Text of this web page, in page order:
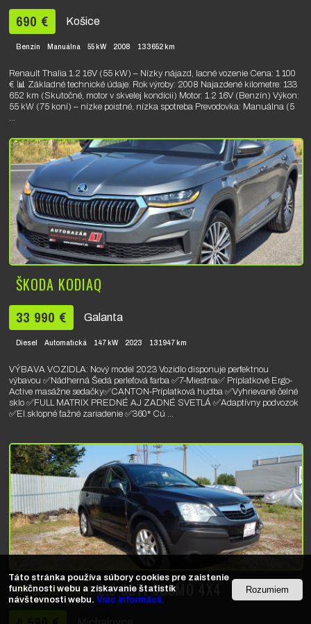
690 € Košice
Benzín Manuálna 55 kW 2008 133652 km
Renault Thalia 1.2 16V (55 kW) – Nízky nájazd, lacné vozenie Cena: 1 100
€ 📊 Základné technické údaje: Rok výroby: 2008 Najazdené kilometre: 133
652 km (Skutočné, motor v skvelej kondícii) Motor: 1.2 16V (Benzín) Výkon:
55 kW (75 koní) – nízke poistné, nízka spotreba Prevodovka: Manuálna (5
...
ŠKODA KODIAQ
33 990 € Galanta
Diesel Automatická 147 kW 2023 131947 km
VÝBAVA VOZIDLA: Nový model 2023 Vozidlo disponuje perfektnou
výbavou ✅️Nádherná Šedá perleťová farba ✅️7-Miestna✅️ Príplatkové Ergo-
Active masážne sedačky✅️CANTON-Príplatková hudba ✅️Vyhrievané čelné
sklo ✅️FULL MATRIX PREDNÉ AJ ZADNÉ SVETLÁ ✅️Adaptívny podvozok
✅️El.sklopné ťažné zariadenie ✅️360* Cú ...
OPEL ANTARA2.0 CDTI COSMO 4X4
Táto stránka používa súbory cookies pre zaistenie
funkčnosti webu a získavanie štatistík
návštevnosti webu. Viac informácií.
Rozumiem